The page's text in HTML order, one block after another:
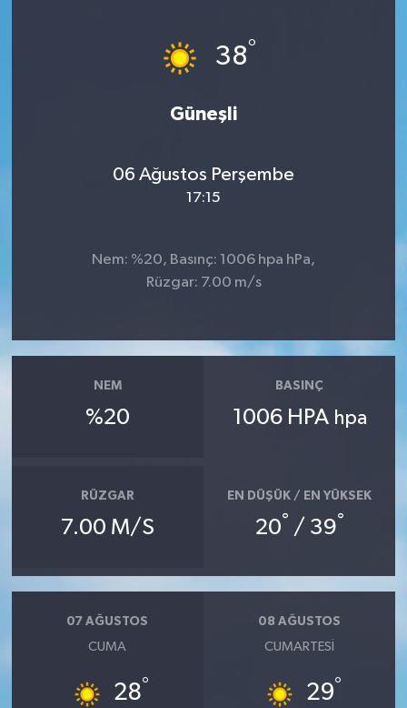
38°
Güneşli
06 Ağustos Perşembe
17:15
Nem: %20, Basınç: 1006 hpa hPa,
Rüzgar: 7.00 m/s
NEM
%20
BASINÇ
1006 HPA hpa
RÜZGAR
7.00 M/S
EN DÜŞÜK / EN YÜKSEK
20° / 39°
07 AĞUSTOS
CUMA
28°
08 AĞUSTOS
CUMARTESI
29°
Magazin
Sağlık
Sosyal medya
Televizyon
Yaşam